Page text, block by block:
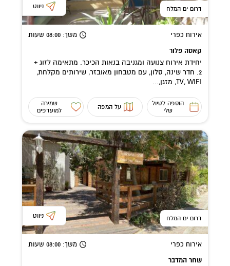
דרום ים המלח ניווט
אירוח כפרי משך: 08:00 שעות
קאסה פלור
יחידת אירוח צנועה ומגניבה בנאות הכיכר. מתאימה לזוג +
2. חדר שינה, סלון, עם מטבחון מאובזר, שירותים מקלחת,
TV, WIFI, מזגן,...
הוספה לטיול
שלי
על המפה
שמירה
למועדפים
דרום ים המלח ניווט
אירוח כפרי משך: 08:00 שעות
שחר המדבר